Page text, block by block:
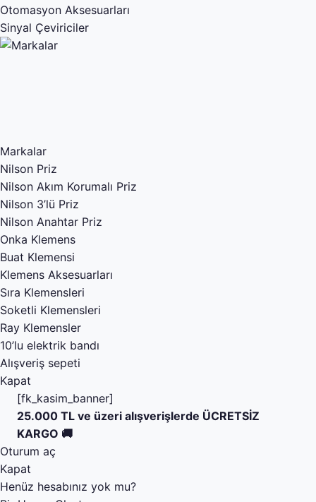
Otomasyon Aksesuarları
Sinyal Çeviriciler
Markalar
Nilson Priz
Nilson Akım Korumalı Priz
Nilson 3’lü Priz
Nilson Anahtar Priz
Onka Klemens
Buat Klemensi
Klemens Aksesuarları
Sıra Klemensleri
Soketli Klemensleri
Ray Klemensler
10’lu elektrik bandı
Alışveriş sepeti
Kapat
[fk_kasim_banner]
25.000 TL ve üzeri alışverişlerde ÜCRETSİZ
KARGO 🚚
Oturum aç
Kapat
Henüz hesabınız yok mu?